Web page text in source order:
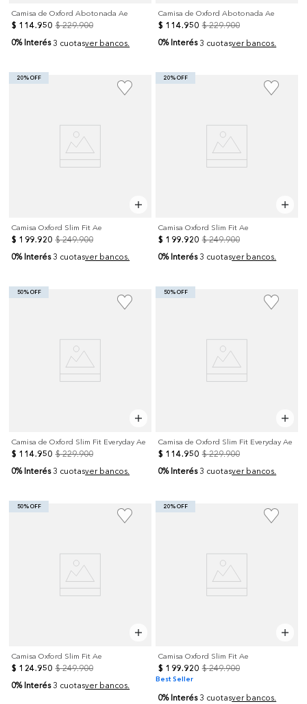
Camisa de Oxford Abotonada Ae
$ 114.950 $ 229.900
0% Interés 3 cuotasver bancos.
Camisa de Oxford Abotonada Ae
$ 114.950 $ 229.900
0% Interés 3 cuotasver bancos.
20% OFF
Camisa Oxford Slim Fit Ae
$ 199.920 $ 249.900
0% Interés 3 cuotasver bancos.
20% OFF
Camisa Oxford Slim Fit Ae
$ 199.920 $ 249.900
0% Interés 3 cuotasver bancos.
50% OFF
Camisa de Oxford Slim Fit Everyday Ae
$ 114.950 $ 229.900
0% Interés 3 cuotasver bancos.
50% OFF
Camisa de Oxford Slim Fit Everyday Ae
$ 114.950 $ 229.900
0% Interés 3 cuotasver bancos.
50% OFF
Camisa Oxford Slim Fit Ae
$ 124.950 $ 249.900
0% Interés 3 cuotasver bancos.
20% OFF
Camisa Oxford Slim Fit Ae
$ 199.920 $ 249.900
Best Seller
0% Interés 3 cuotasver bancos.